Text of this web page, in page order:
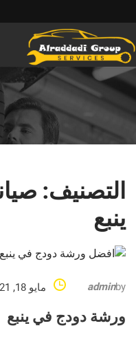
التصنيف:
ينبع
by
admin مايو 18, 2021
ورشة دودج في ينبع